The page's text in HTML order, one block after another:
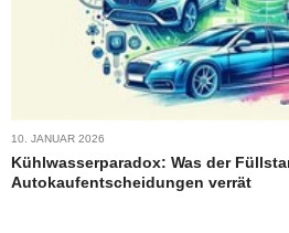
10. JANUAR 2026
Kühlwasserparadox: Was der
Autokaufentscheidungen verrät